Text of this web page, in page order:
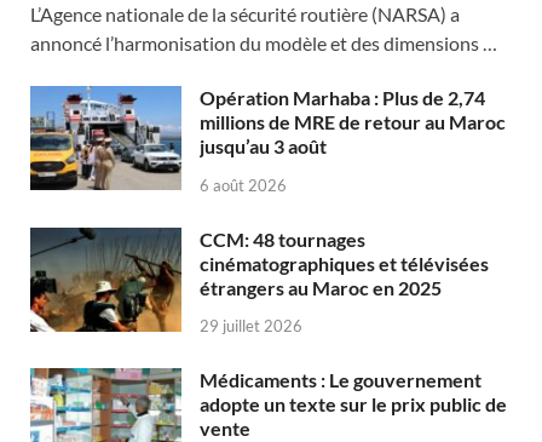
L’Agence nationale de la sécurité routière (NARSA) a
annoncé l’harmonisation du modèle et des dimensions …
Opération Marhaba : Plus de 2,74
millions de MRE de retour au Maroc
jusqu’au 3 août
6 août 2026
CCM: 48 tournages
cinématographiques et télévisées
étrangers au Maroc en 2025
29 juillet 2026
Médicaments : Le gouvernement
adopte un texte sur le prix public de
vente